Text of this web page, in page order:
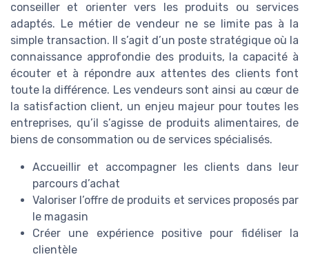
conseiller et orienter vers les produits ou services
adaptés. Le métier de vendeur ne se limite pas à la
simple transaction. Il s’agit d’un poste stratégique où la
connaissance approfondie des produits, la capacité à
écouter et à répondre aux attentes des clients font
toute la différence. Les vendeurs sont ainsi au cœur de
la satisfaction client, un enjeu majeur pour toutes les
entreprises, qu’il s’agisse de produits alimentaires, de
biens de consommation ou de services spécialisés.
Accueillir et accompagner les clients dans leur
parcours d’achat
Valoriser l’offre de produits et services proposés par
le magasin
Créer une expérience positive pour fidéliser la
clientèle